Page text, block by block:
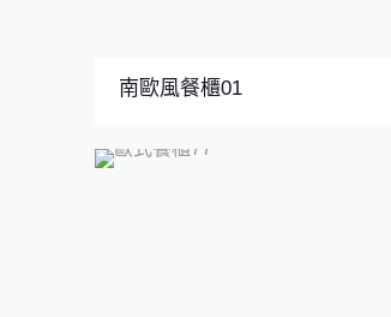
南歐風餐櫃01